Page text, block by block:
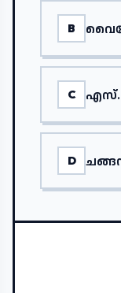
B
C എസ്.
D